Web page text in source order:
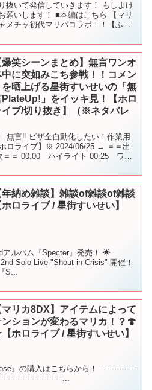
抜いて発信していきます！ もしよけ
願いします！ ■本編はこちら 【マリ
メチャ初代マリパコラボ！！【ふぶ
爆笑シーンまとめ】無言ワンオ
中に突如みこち参戦！！コメン
を晒上げる星街すいせいの「無
PlateUp!」をイッキ見！【ホロ
イブ/切り抜き】（※ネタバレ
無言‼ ピザ全自動化したい！作業用
ロライブ】※ 2024/06/25 → ＝＝出
＝＝ 00:00 ハイライト 00:25 ワン
年納め雑談】雑談of雑談of雑談
ホロライブ / 星街すいせい】
ルバム『Specter』発売！ 🌟
Solo Live "Shout in Crisis" 開催！
S...
マリカ8DX】アイテムによって
ンションが変わるマリカ！？🍄
ホロライブ / 星街すいせい】
』の購入はこちらから！ ---------------
...